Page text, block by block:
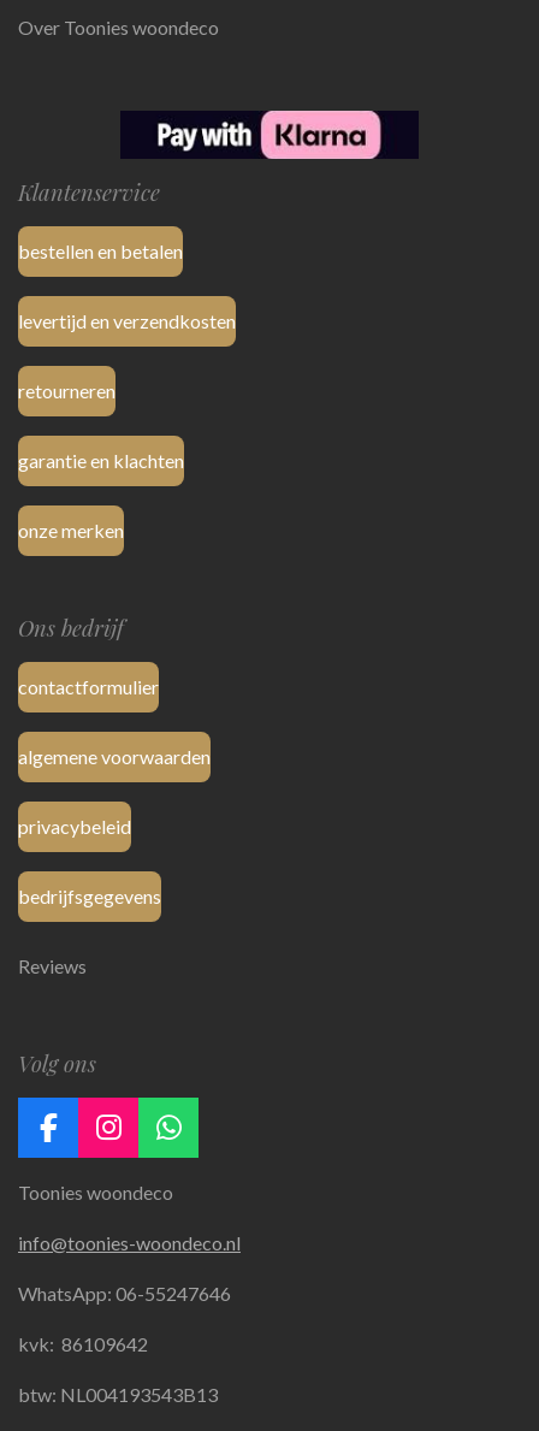
Over Toonies woondeco
Klantenservice
bestellen en betalen
levertijd en verzendkosten
retourneren
garantie en klachten
onze merken
Ons bedrijf
contactformulier
algemene voorwaarden
privacybeleid
bedrijfsgegevens
Reviews
Volg ons
F
c
b
o
k
I
s
a
g
a
W
a
s
A
Toonies woondeco
info@toonies-woondeco.nl
WhatsApp: 06-55247646
kvk: 86109642
btw: NL004193543B13